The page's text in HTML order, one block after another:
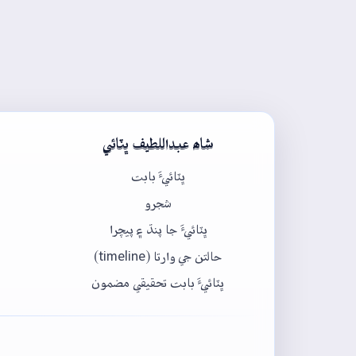
شاھ عبداللطيف ڀٽائي
ڀٽائيءَ بابت
شجرو
ڀٽائيءَ جا پنڌ ۽ پيچرا
حالتن جي وارتا (timeline)
ڀٽائيءَ بابت تحقيقي مضمون